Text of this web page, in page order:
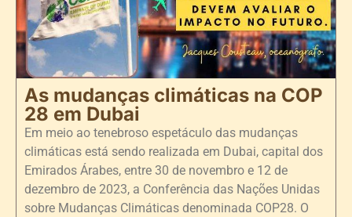
As mudanças climáticas na COP
28 em Dubai
Em meio ao tenebroso espetáculo das mudanças
climáticas está sendo realizada em Dubai, capital dos
Emirados Árabes, entre 30 de novembro e 12 de
dezembro de 2023, a Conferência das Nações Unidas
sobre Mudanças Climáticas denominada COP28. O